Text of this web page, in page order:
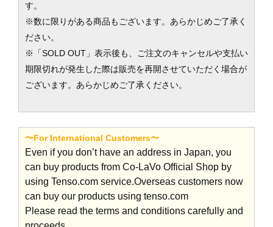
す。
※数に限りがある商品もございます。あらかじめご了承く
ださい。
※「SOLD OUT」表示後も、ご注文のキャンセルや支払い
期限切れが発生した際は販売を再開させていただく場合が
ございます。あらかじめご了承ください。
〜For International Customers〜
Even if you don’t have an address in Japan, you
can buy products from Co-LaVo Official Shop by
using Tenso.com service.Overseas customers now
can buy our products using tenso.com
Please read the terms and conditions carefully and